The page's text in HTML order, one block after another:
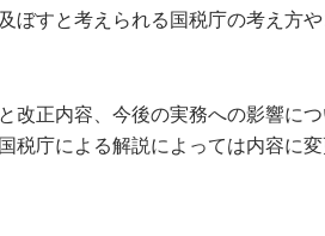
ぼすと考えられる国税庁の考え方や
改正内容、今後の実務への影響に
税庁による解説によっては内容に